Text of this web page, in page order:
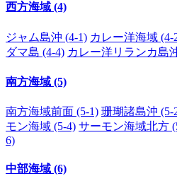
西方海域 (4)
ジャム島沖 (4-1) カレー洋海域 (4-
ダマ島 (4-4) カレー洋リランカ島
南方海域 (5)
南方海域前面 (5-1) 珊瑚諸島沖 (5-
モン海域 (5-4) サーモン海域北方
6)
中部海域 (6)